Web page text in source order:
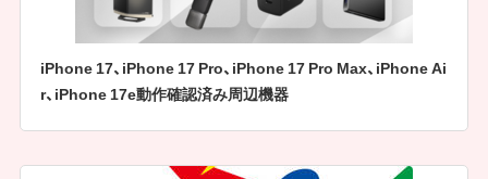
iPhone 17、iPhone 17 Pro、iPhone 17 Pro Max、iPhone Ai
r、iPhone 17e動作確認済み周辺機器